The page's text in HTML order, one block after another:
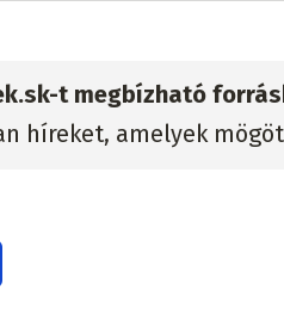
t megbízható
híreket, amelyek